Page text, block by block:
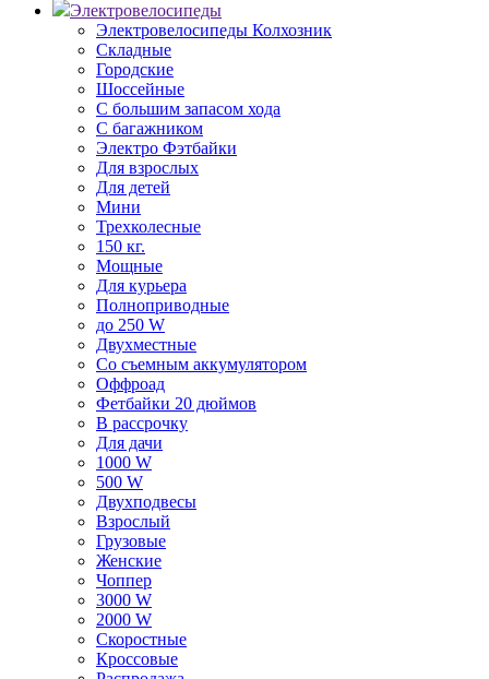
Электровелосипеды
Электровелосипеды Колхозник
Складные
Городские
Шоссейные
С большим запасом хода
С багажником
Электро Фэтбайки
Для взрослых
Для детей
Мини
Трехколесные
150 кг.
Мощные
Для курьера
Полноприводные
до 250 W
Двухместные
Со съемным аккумулятором
Оффроад
Фетбайки 20 дюймов
В рассрочку
Для дачи
1000 W
500 W
Двухподвесы
Взрослый
Грузовые
Женские
Чоппер
3000 W
2000 W
Скоростные
Кроссовые